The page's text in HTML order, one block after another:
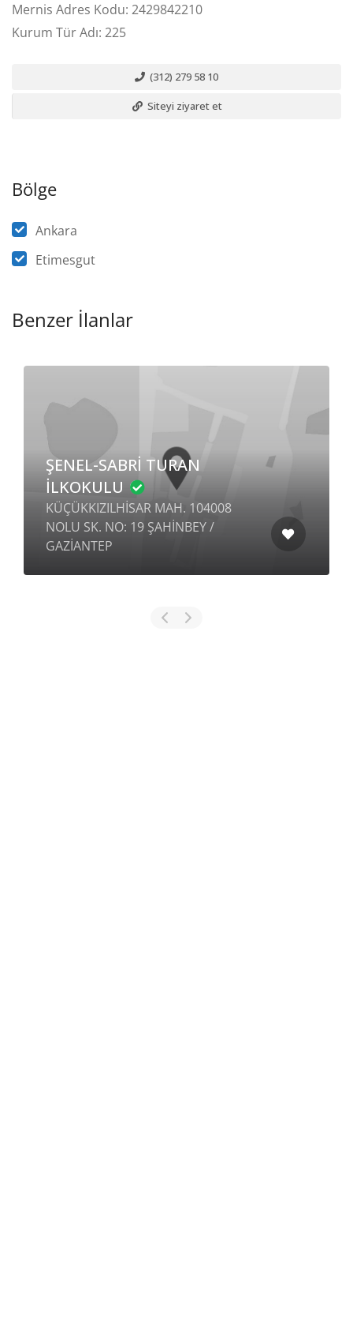
Mernis Adres Kodu: 2429842210
Kurum Tür Adı: 225
(312) 279 58 10
Siteyi ziyaret et
Bölge
Ankara
Etimesgut
Benzer İlanlar
ŞENEL-SABRİ TURAN
İLKOKULU
KÜÇÜKKIZILHİSAR MAH. 104008
NOLU SK. NO: 19 ŞAHİNBEY /
GAZİANTEP